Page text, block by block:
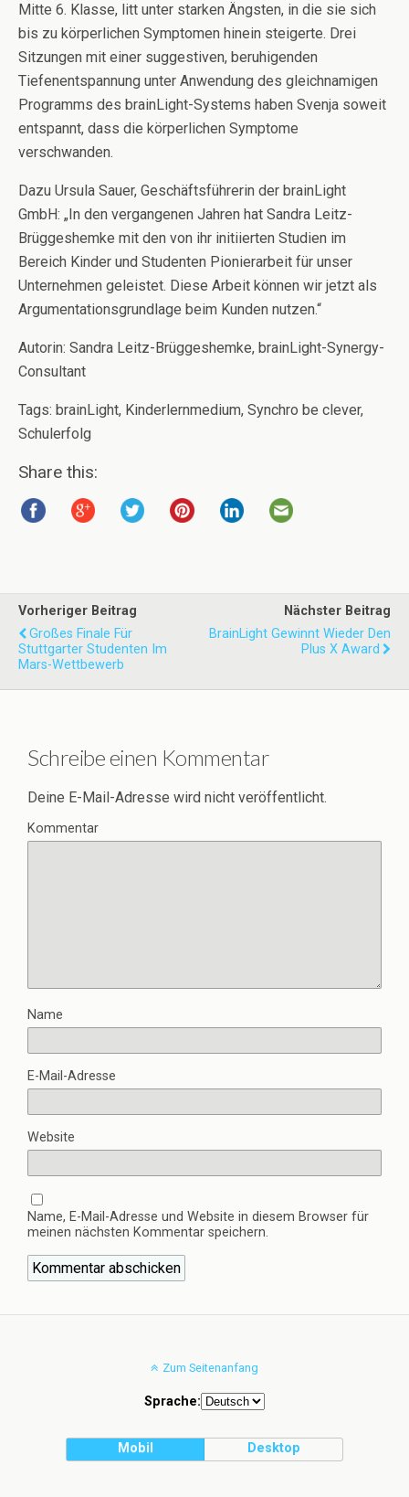
Mitte 6. Klasse, litt unter starken Ängsten, in die sie sich
bis zu körperlichen Symptomen hinein steigerte. Drei
Sitzungen mit einer suggestiven, beruhigenden
Tiefenentspannung unter Anwendung des gleichnamigen
Programms des brainLight-Systems haben Svenja soweit
entspannt, dass die körperlichen Symptome
verschwanden.
Dazu Ursula Sauer, Geschäftsführerin der brainLight
GmbH: „In den vergangenen Jahren hat Sandra Leitz-
Brüggeshemke mit den von ihr initiierten Studien im
Bereich Kinder und Studenten Pionierarbeit für unser
Unternehmen geleistet. Diese Arbeit können wir jetzt als
Argumentationsgrundlage beim Kunden nutzen.“
Autorin: Sandra Leitz-Brüggeshemke, brainLight-Synergy-
Consultant
Tags: brainLight, Kinderlernmedium, Synchro be clever,
Schulerfolg
Share this:
Vorheriger Beitrag
Großes Finale Für
Stuttgarter Studenten Im
Mars-Wettbewerb
Nächster Beitrag
BrainLight Gewinnt Wieder Den
Plus X Award
Schreibe einen Kommentar
Deine E-Mail-Adresse wird nicht veröffentlicht.
Kommentar
Name
E-Mail-Adresse
Website
Name, E-Mail-Adresse und Website in diesem Browser für
meinen nächsten Kommentar speichern.
Zum Seitenanfang
Sprache:
Mobil Desktop